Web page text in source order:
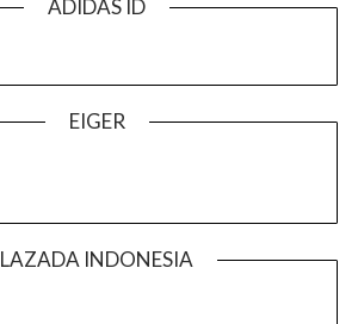
ADIDAS ID
EIGER
LAZADA INDONESIA